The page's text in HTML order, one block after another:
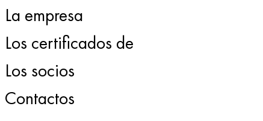
La empresa
Los certificados de
Los socios
Contactos